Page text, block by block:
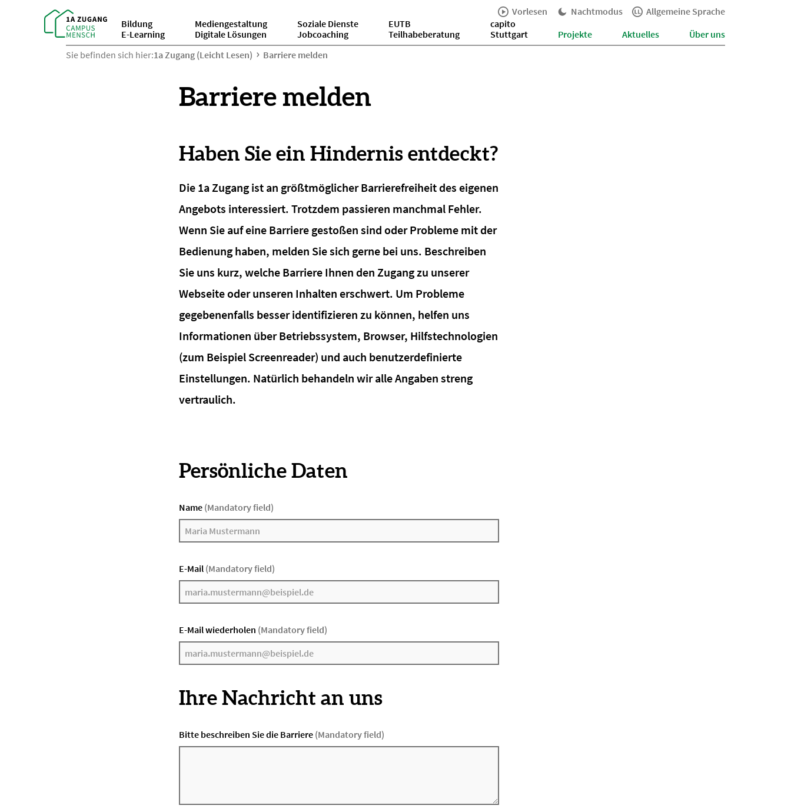
Bildung
E-Learning
Mediengestaltung
Digitale Lösungen
Soziale Dienste
Jobcoaching
EUTB
Teilhabeberatung
capito
Stuttgart
Projekte Aktuelles Über uns
Vorlesen Nachtmodus Allgemeine Sprache
Sie befinden sich hier:1a Zugang (Leicht Lesen) Barriere melden
Barriere melden
Haben Sie ein Hindernis entdeckt?
Die 1a Zugang ist an größtmöglicher Barrierefreiheit des eigenen
Angebots interessiert. Trotzdem passieren manchmal Fehler.
Wenn Sie auf eine Barriere gestoßen sind oder Probleme mit der
Bedienung haben, melden Sie sich gerne bei uns. Beschreiben
Sie uns kurz, welche Barriere Ihnen den Zugang zu unserer
Webseite oder unseren Inhalten erschwert. Um Probleme
gegebenenfalls besser identifizieren zu können, helfen uns
Informationen über Betriebssystem, Browser, Hilfstechnologien
(zum Beispiel Screenreader) und auch benutzerdefinierte
Einstellungen. Natürlich behandeln wir alle Angaben streng
vertraulich.
Persönliche Daten
Name (Mandatory field)
E-Mail (Mandatory field)
E-Mail wiederholen (Mandatory field)
Ihre Nachricht an uns
Bitte beschreiben Sie die Barriere (Mandatory field)